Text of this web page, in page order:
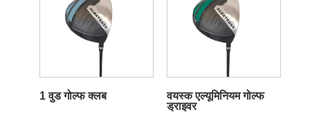
1 वुड गोल्फ क्लब
वयस्क एल्यूमिनियम गोल्फ
ड्राइवर